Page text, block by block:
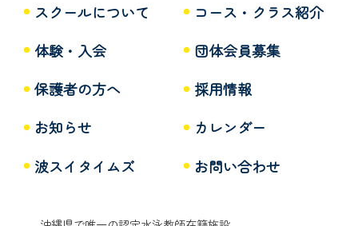
スクールについて
コース・クラス紹介
体験・入会
団体会員募集
保護者の方へ
採用情報
お知らせ
カレンダー
波スイタイムズ
お問い合わせ